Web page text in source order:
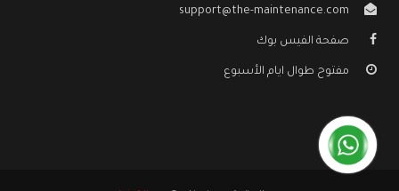
support@the-maintenance.com
صفحة الفيس بوك
مفتوح طوال ايام الأسبوع